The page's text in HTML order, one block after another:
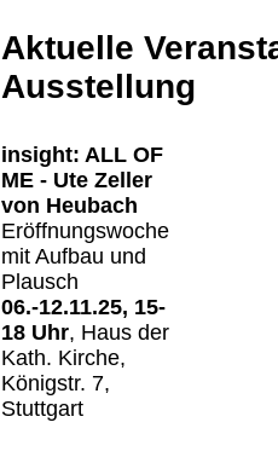
Aktuelle
Ausstellung
insight: ALL OF
ME - Ute Zeller
von Heubach
Eröffnungswoche
mit Aufbau und
Plausch
06.-12.11.25, 15-
18 Uhr, Haus der
Kath. Kirche,
Königstr. 7,
Stuttgart